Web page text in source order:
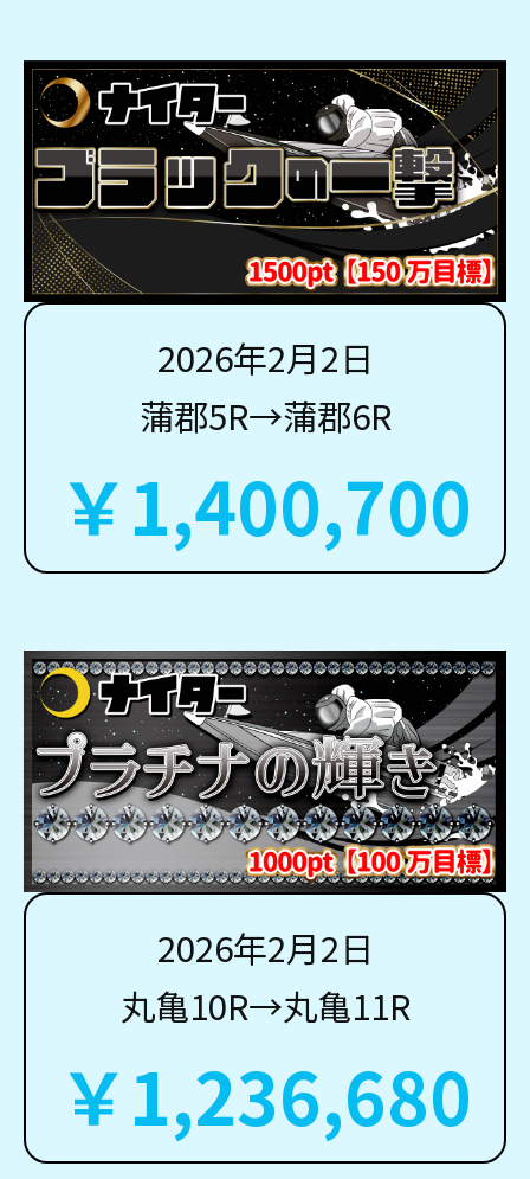
2026年2月2日
蒲郡5R→蒲郡6R
￥1,400,700
2026年2月2日
丸亀10R→丸亀11R
￥1,236,680